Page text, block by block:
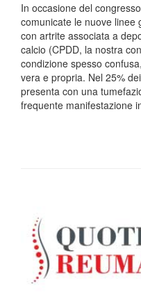
In occasione del
comunicate le nuove linee
con artrite associata a
calcio (CPDD, la nostra
condizione spesso
vera e propria. Nel 25%
presenta con una
frequente manifestazione